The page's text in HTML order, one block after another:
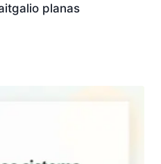
planas